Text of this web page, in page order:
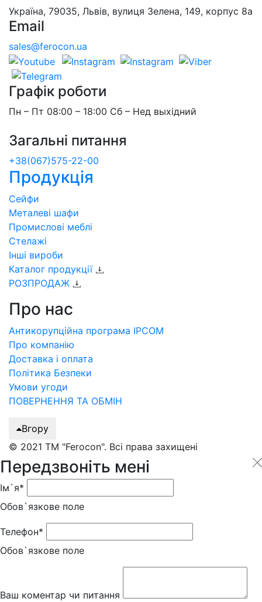
Україна, 79035, Львів, вулиця Зелена, 149, корпус 8а
Email
sales@ferocon.ua
Графік роботи
Пн – Пт 08:00 – 18:00 Сб – Нед выхідний
Загальні питання
+38(067)575-22-00
Продукція
Сейфи
Металеві шафи
Промислові меблі
Стелажі
Інші вироби
Каталог продукції
РОЗПРОДАЖ
Про нас
Антикорупційна програма IPCOM
Про компанію
Доставка і оплата
Політика Безпеки
Умови угоди
ПОВЕРНЕННЯ ТА ОБМІН
Вгору
© 2021 ТМ "Ferocon". Всі права захищені
Передзвоніть мені
Ім`я*
Обов`язкове поле
Телефон*
Обов`язкове поле
Ваш коментар чи питання